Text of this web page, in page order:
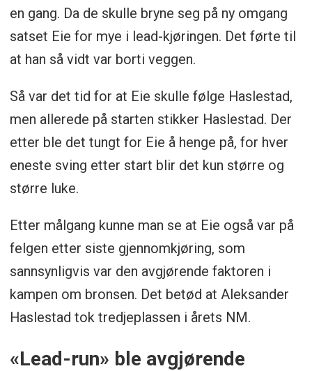
en gang. Da de skulle bryne seg på ny omgang
satset Eie for mye i lead-kjøringen. Det førte til
at han så vidt var borti veggen.
Så var det tid for at Eie skulle følge Haslestad,
men allerede på starten stikker Haslestad. Der
etter ble det tungt for Eie å henge på, for hver
eneste sving etter start blir det kun større og
større luke.
Etter målgang kunne man se at Eie også var på
felgen etter siste gjennomkjøring, som
sannsynligvis var den avgjørende faktoren i
kampen om bronsen. Det betød at Aleksander
Haslestad tok tredjeplassen i årets NM.
«Lead-run» ble avgjørende